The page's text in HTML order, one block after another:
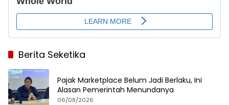
Berita Seketika
Pajak Marketplace Belum Jadi Berlaku, Ini
Alasan Pemerintah Menundanya
06/08/2026